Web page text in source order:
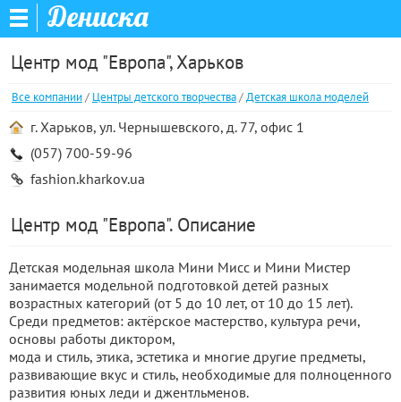
Дениска
Центр мод "Европа", Харьков
Все компании/ Центры детского творчества/Детская школа моделей
г. Харьков, ул. Чернышевского, д. 77, офис 1
(057) 700-59-96
fashion.kharkov.ua
Центр мод "Европа". Описание
Детская модельная школа Мини Мисс и Мини Мистер
занимается модельной подготовкой детей разных
возрастных категорий (от 5 до 10 лет, от 10 до 15 лет).
Среди предметов: актёрское мастерство, культура речи,
основы работы диктором,
мода и стиль, этика, эстетика и многие другие предметы,
развивающие вкус и стиль, необходимые для полноценного
развития юных леди и джентльменов.